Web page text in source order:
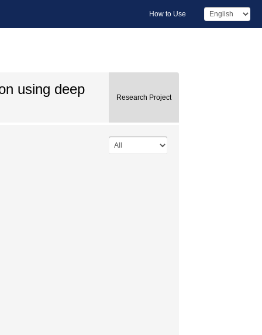
How to Use
using deep
Research Project